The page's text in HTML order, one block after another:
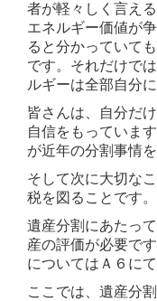
Q9．有効な方法
Q10．贈与税
Q11．遺言書の作
Q12．遺族年金
お客様の声
アクセス
リンク集
者が軽々しく言え
エネルギー価値が
ると分かっていて
です。それだけで
ルギーは全部自分
皆さんは、自分だ
自信をもっていま
が近年の分割事情
そして次に大切な
税を図ることです。
遺産分割にあたっ
産の評価が必要で
についてはＡ６に
ここでは、遺産分